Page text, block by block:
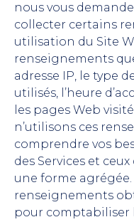
nous vous
collecter certains
utilisation du Site
renseignements
adresse IP, le type
utilisés, l’heure
les pages Web
n’utilisons ces
comprendre vos
des Services et
une forme
renseignements
pour comptabiliser